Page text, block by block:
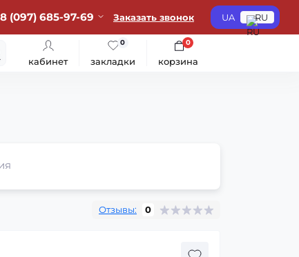
(097) 685-97-69 Заказать звонок UA RU
кабинет закладки
0
корзина
0
Отзывы: 0